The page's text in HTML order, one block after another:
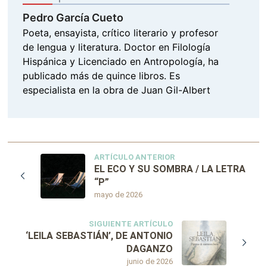
Pedro García Cueto
Poeta, ensayista, crítico literario y profesor
de lengua y literatura. Doctor en Filología
Hispánica y Licenciado en Antropología, ha
publicado más de quince libros. Es
especialista en la obra de Juan Gil-Albert
ARTÍCULO ANTERIOR
mayo de 2026
EL ECO Y SU SOMBRA / LA LETRA
“P”
SIGUIENTE ARTÍCULO
junio de 2026
‘LEILA SEBASTIÁN’, DE ANTONIO
DAGANZO